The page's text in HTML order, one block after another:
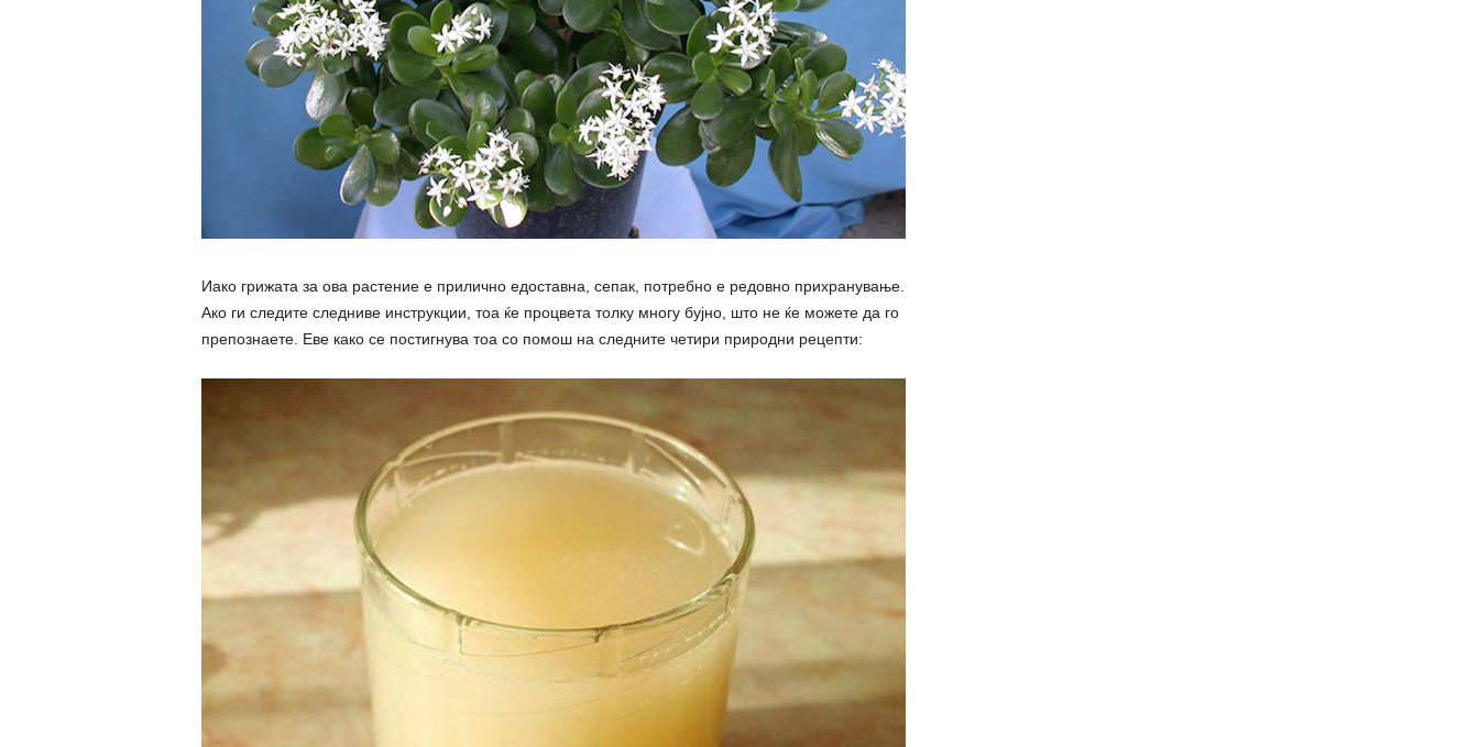
Иако грижата за ова растение е прилично едоставна, сепак, потребно е редовно прихранување.
Ако ги следите следниве инструкции, тоа ќе процвета толку многу бујно, што не ќе можете да го
препознаете. Еве како се постигнува тоа со помош на следните четири природни рецепти: